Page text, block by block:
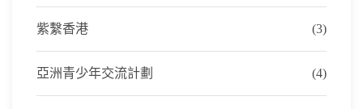
紫繫香港 (3)
亞洲青少年交流計劃 (4)